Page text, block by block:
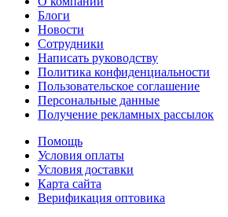
Блоги
Новости
Сотрудники
Написать руководству
Политика конфиденциальности
Пользовательское соглашение
Персональные данные
Получение рекламных рассылок
Помощь
Условия оплаты
Условия доставки
Карта сайта
Верификация оптовика